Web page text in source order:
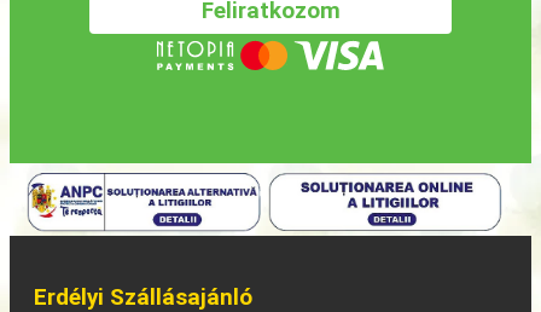
Erdélyi Szállásajánló